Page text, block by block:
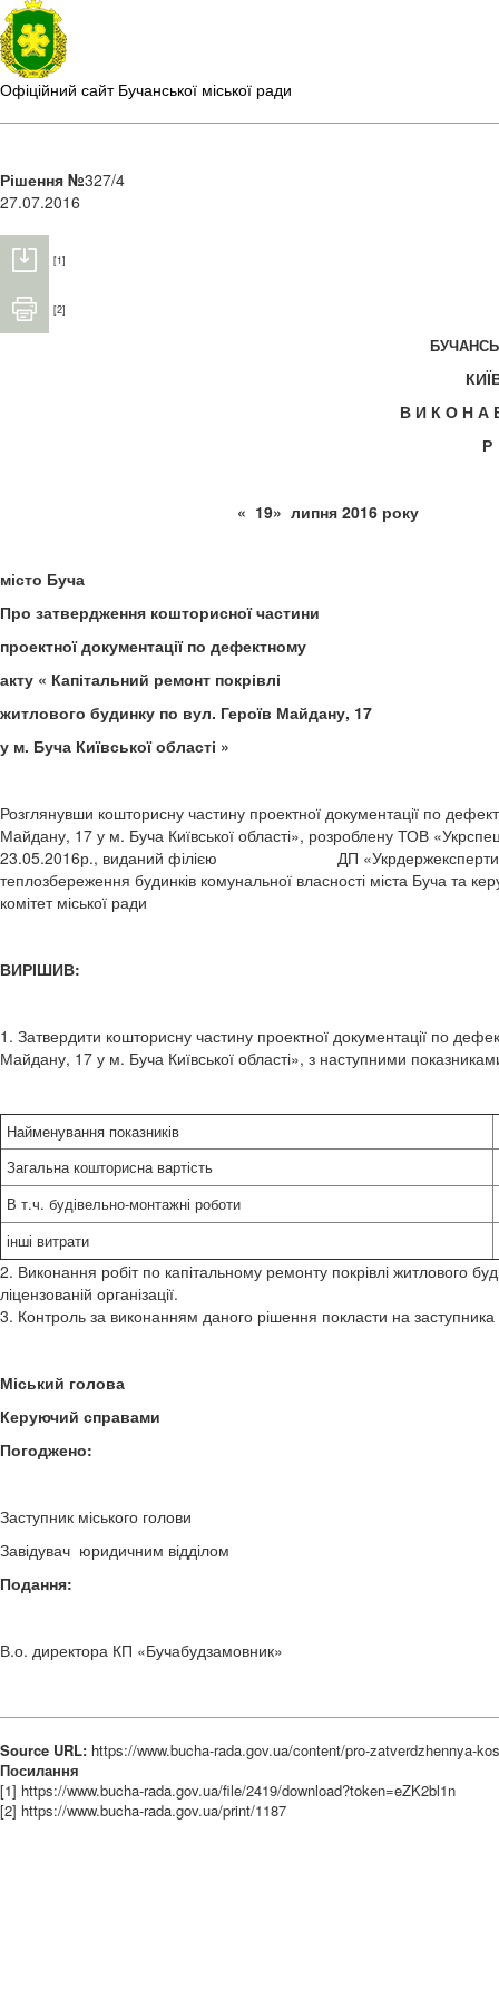
Офіційний сайт Бучанської міської ради
Рішення №327/4
27.07.2016
[1]
[2]
В И К О Н
« 19» липня
місто Буча
Про затвердження кошторисної частини
проектної документації по дефектному
акту « Капітальний ремонт покрівлі
житлового будинку по вул. Героїв Майдану, 17
у м. Буча Київської області »
Розглянувши кошторисну частину проектної документації по
Майдану, 17 у м. Буча Київської області», розроблену ТОВ
23.05.2016р., виданий філією ДП «Укрдержекспертиза» у
теплозбереження будинків комунальної власності міста Буча та
комітет міської ради
ВИРІШИВ:
1. Затвердити кошторисну частину проектної документації по
Майдану, 17 у м. Буча Київської області», з наступними
Найменування показників
Загальна кошторисна вартість
В т.ч. будівельно-монтажні роботи
інші витрати
2. Виконання робіт по капітальному ремонту покрівлі житлового
ліцензованій організації.
3. Контроль за виконанням даного рішення покласти на
Міський
Керуючий
Погоджено:
Заступник міського
Завідувач юридичним
Подання:
В.о. директора КП
Source URL: https://www.bucha-rada.gov.ua/content/pro-zatverdzhennya-
Посилання
[1] https://www.bucha-rada.gov.ua/file/2419/download?token=eZK2bl1n
[2] https://www.bucha-rada.gov.ua/print/1187